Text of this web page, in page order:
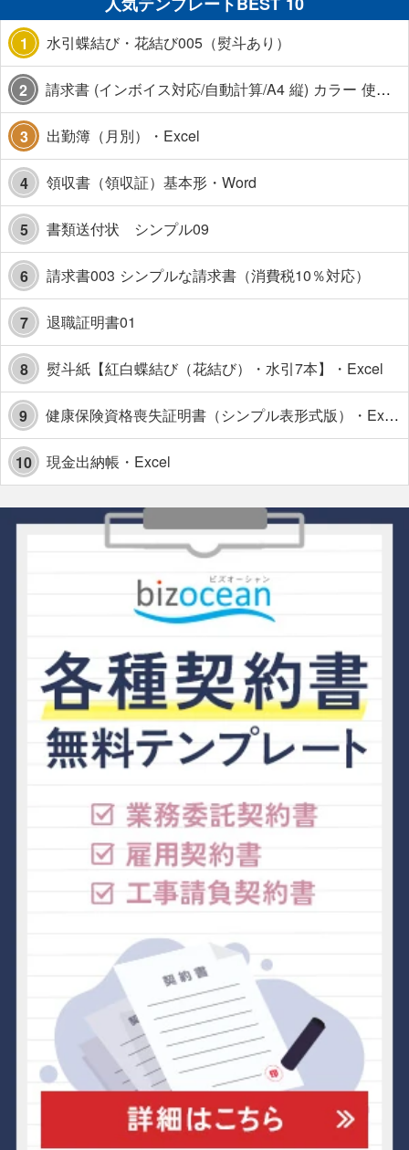
1 水引蝶結び・花結び005（熨斗あり）
2 請求書 (インボイス対応/自動計算/A4 縦) カラー 使い方解説あり
3 出勤簿（月別）・Excel
4 領収書（領収証）基本形・Word
5 書類送付状 シンプル09
6 請求書003 シンプルな請求書（消費税10％対応）
7 退職証明書01
8 熨斗紙【紅白蝶結び（花結び）・水引7本】・Excel
9 健康保険資格喪失証明書（シンプル表形式版）・Excel【見本付き】
10 現金出納帳・Excel